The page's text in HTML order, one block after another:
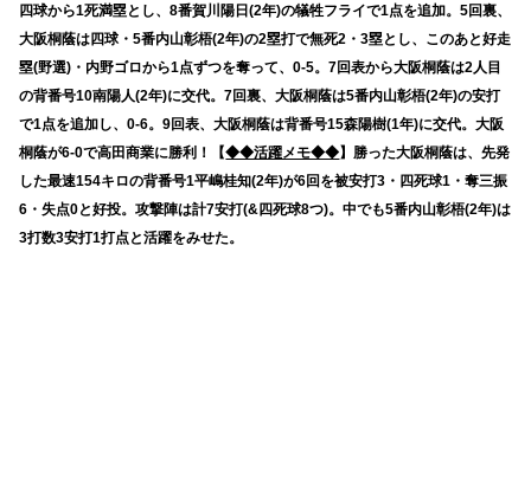
四球から1死満塁とし、8番賀川陽日(2年)の犠牲フライで1点を追加。5回裏、
大阪桐蔭は四球・5番内山彰梧(2年)の2塁打で無死2・3塁とし、このあと好走
塁(野選)・内野ゴロから1点ずつを奪って、0-5。7回表から大阪桐蔭は2人目
の背番号10南陽人(2年)に交代。7回裏、大阪桐蔭は5番内山彰梧(2年)の安打
で1点を追加し、0-6。9回表、大阪桐蔭は背番号15森陽樹(1年)に交代。大阪
桐蔭が6-0で高田商業に勝利！【◆◆活躍メモ◆◆】勝った大阪桐蔭は、先発
した最速154キロの背番号1平嶋桂知(2年)が6回を被安打3・四死球1・奪三振
6・失点0と好投。攻撃陣は計7安打(&四死球8つ)。中でも5番内山彰梧(2年)は
3打数3安打1打点と活躍をみせた。